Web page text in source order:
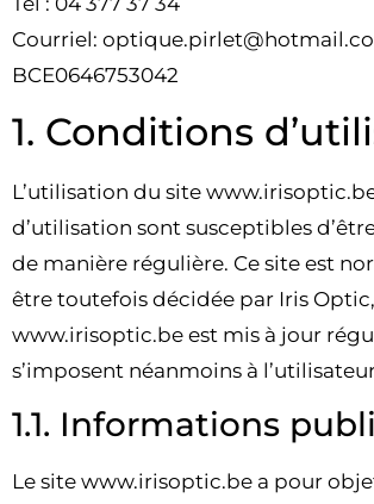
Courriel:
BCE0646753042
1. Conditions
L’utilisation du site
d’utilisation sont susceptibles
de manière régulière. Ce site est
être toutefois décidée par Iris
www.irisoptic.be est mis à jour
s’imposent néanmoins à
1.1. Informations
Le site www.irisoptic.be a pour